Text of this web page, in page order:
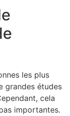
les plus
grandes études
cela
importantes.